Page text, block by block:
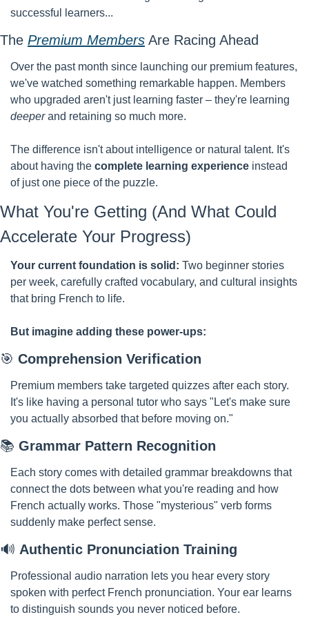
successful learners...
The Premium Members Are Racing Ahead
Over the past month since launching our premium features,
we've watched something remarkable happen. Members
deeper and retaining so much more.
The difference isn't about intelligence or natural talent. It's
about having the complete learning experience instead
of just one piece of the puzzle.
What You're Getting (And What Could
Accelerate Your Progress)
Your current foundation is solid: Two beginner stories
per week, carefully crafted vocabulary, and cultural insights
that bring French to life.
But imagine adding these power-ups:
🎯 Comprehension Verification
Premium members take targeted quizzes after each story.
It's like having a personal tutor who says "Let's make sure
you actually absorbed that before moving on."
📚 Grammar Pattern Recognition
Each story comes with detailed grammar breakdowns that
connect the dots between what you're reading and how
French actually works. Those "mysterious" verb forms
suddenly make perfect sense.
🔊 Authentic Pronunciation Training
Professional audio narration lets you hear every story
spoken with perfect French pronunciation. Your ear learns
to distinguish sounds you never noticed before.